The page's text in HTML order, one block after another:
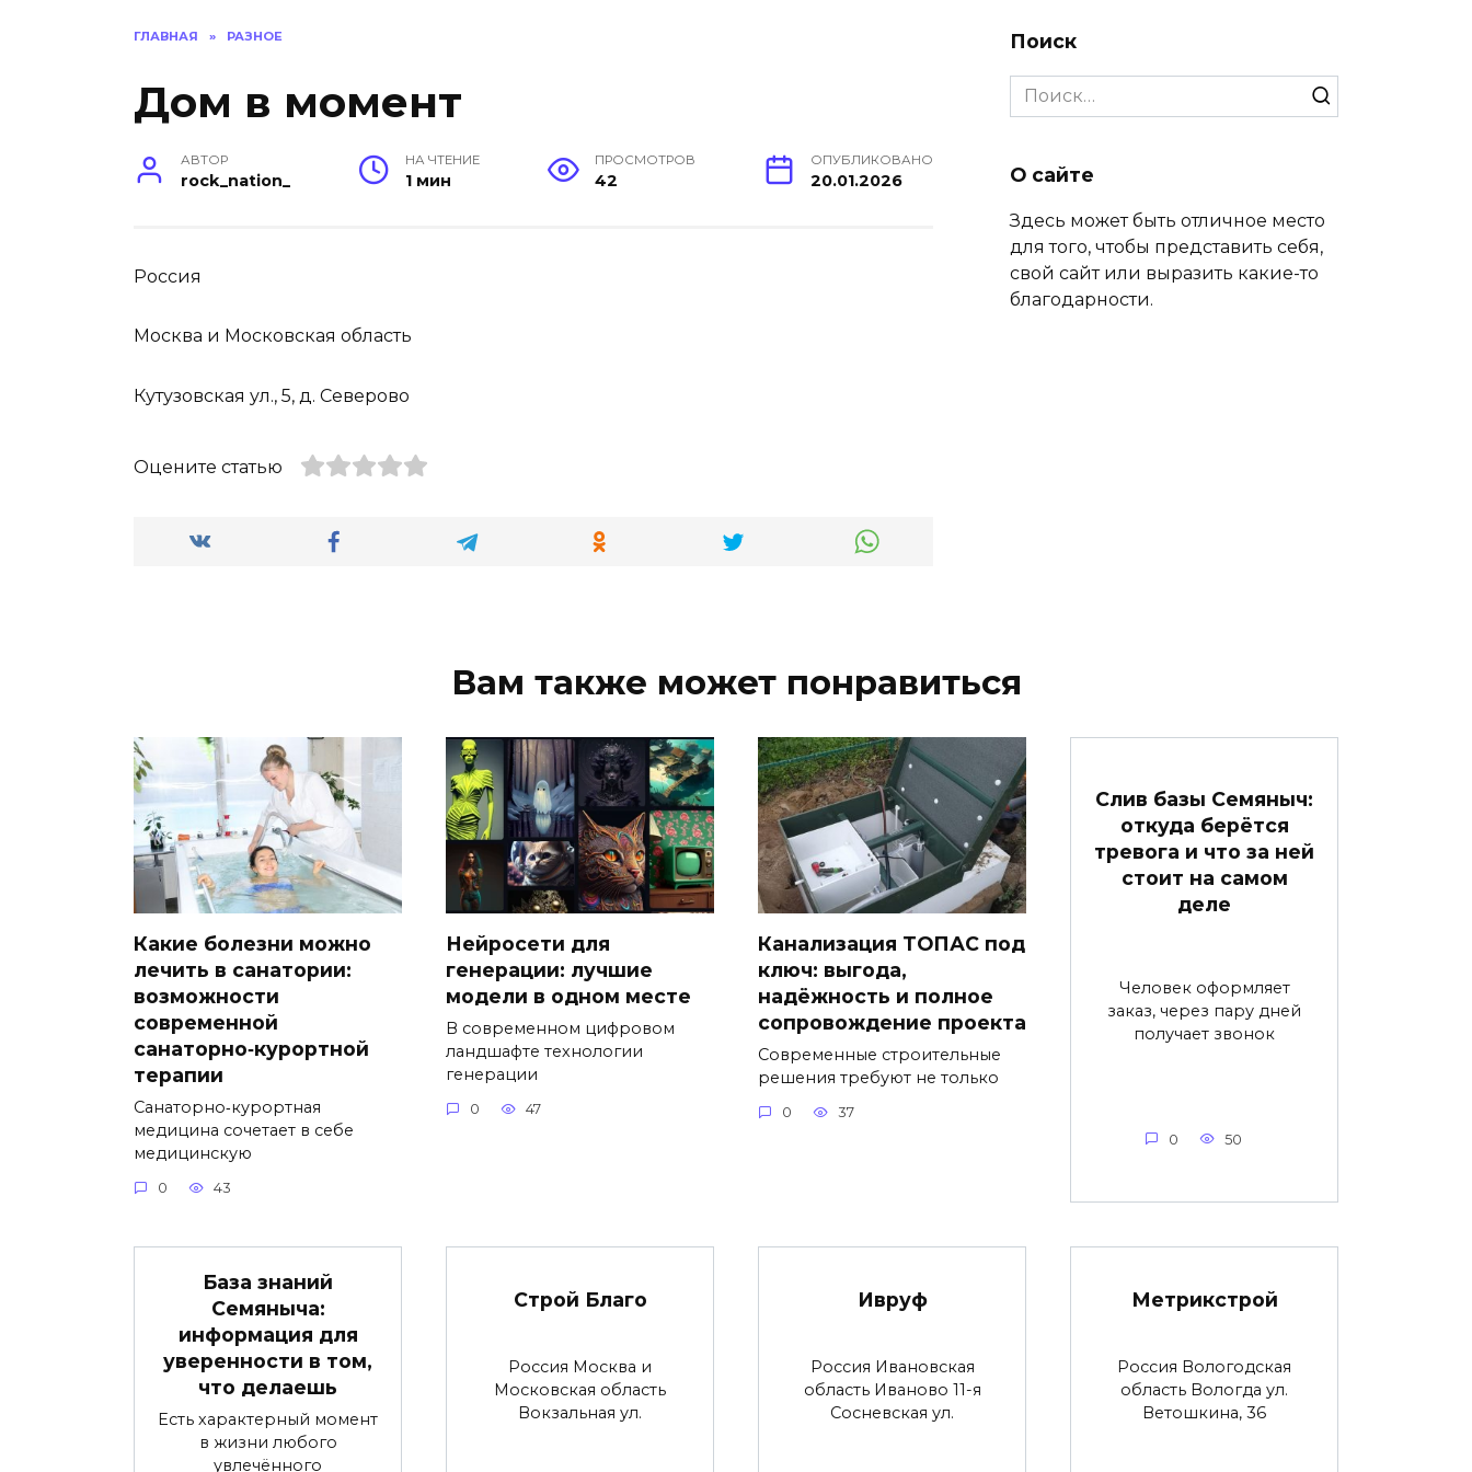
ГЛАВНАЯ » РАЗНОЕ
Дом в момент
АВТОР
rock_nation_
НА ЧТЕНИЕ
1 мин
ПРОСМОТРОВ
42
ОПУБЛИКОВАНО
20.01.2026
Россия
Москва и Московская область
Кутузовская ул., 5, д. Северово
Оцените статью
Поиск
Search
for:
О сайте
Здесь может быть отличное место
для того, чтобы представить себя,
свой сайт или выразить какие-то
благодарности.
Вам также может понравиться
Какие болезни можно
лечить в санатории:
возможности
современной
санаторно‑курортной
терапии
Санаторно‑курортная
медицина сочетает в себе
медицинскую
0 43
Нейросети для
генерации: лучшие
модели в одном месте
В современном цифровом
ландшафте технологии
генерации
0 47
Канализация ТОПАС под
ключ: выгода,
надёжность и полное
сопровождение проекта
Современные строительные
решения требуют не только
0 37
Слив базы Семяныч:
откуда берётся
тревога и что за ней
стоит на самом
деле
Человек оформляет
заказ, через пару дней
получает звонок
0 50
База знаний
Семяныча:
информация для
уверенности в том,
что делаешь
Есть характерный момент
в жизни любого
увлечённого
Строй Благо
Россия Москва и
Московская область
Вокзальная ул.
Ивруф
Россия Ивановская
область Иваново 11-я
Сосневская ул.
Метрикстрой
Россия Вологодская
область Вологда ул.
Ветошкина, 36